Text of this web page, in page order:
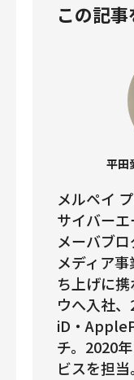
この記
平田
メルペイ
サイバー
メーバブ
メディア
ち上げに
ウへ入社
iD・
チ。2020
ビスを担当。